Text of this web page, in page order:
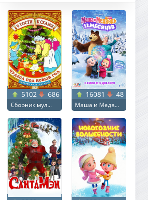
5102 686
Сборник мул...
16081 48
Маша и Медв...